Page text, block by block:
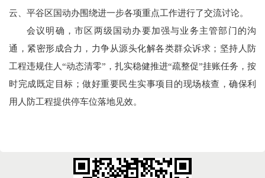
云、平谷区国动办围绕进一步各项重点工作进行了交流讨论。
会议明确，市区两级国动办要加强与业务主管部门的沟
通，紧密形成合力，力争从源头化解各类群众诉求；坚持人防
工程违规住人“动态清零”，扎实稳健推进“疏整促”挂账任务，按
时完成既定目标；做好重要民生实事项目的现场核查，确保利
用人防工程提供停车位落地见效。